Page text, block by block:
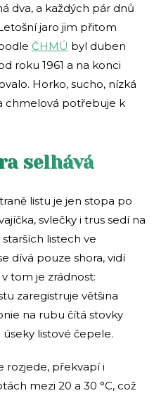
dva, a každých pár dnů
jaro jim přitom
ČHMÚ byl duben
roku 1961 a na konci
Horko, sucho, nízká
chmelová potřebuje k
selhává
listu je jen stopa po
svlečky i trus sedí na
listech ve
dívá pouze shora, vidí
tom je zrádnost:
zaregistruje většina
na rubu čítá stovky
listové čepele.
rozjede, překvapí i
mezi 20 a 30 °C, což